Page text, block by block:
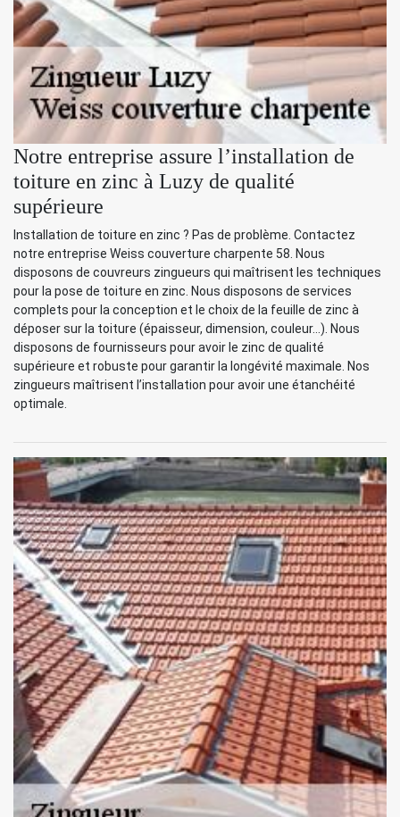
Notre entreprise assure l’installation de
toiture en zinc à Luzy de qualité
supérieure
Installation de toiture en zinc ? Pas de problème. Contactez
notre entreprise Weiss couverture charpente 58. Nous
disposons de couvreurs zingueurs qui maîtrisent les techniques
pour la pose de toiture en zinc. Nous disposons de services
complets pour la conception et le choix de la feuille de zinc à
déposer sur la toiture (épaisseur, dimension, couleur…). Nous
disposons de fournisseurs pour avoir le zinc de qualité
supérieure et robuste pour garantir la longévité maximale. Nos
zingueurs maîtrisent l’installation pour avoir une étanchéité
optimale.